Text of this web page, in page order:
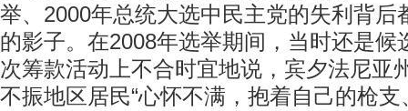
举、2000年总统大选中民主党的失利背后
的影子。在2008年选举期间，当时还是候
次筹款活动上不合时宜地说，宾夕法尼亚
不振地区居民“心怀不满，抱着自己的枪